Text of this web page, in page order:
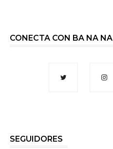
CONECTA CON BA NA NA
SEGUIDORES